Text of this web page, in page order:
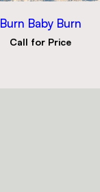
Burn Baby Burn
Call for Price